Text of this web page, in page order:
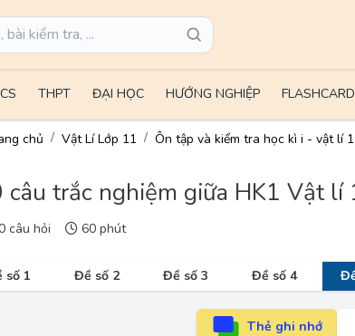
THPT ĐẠI HỌC HƯỚNG NGHIỆP FLASHCARD
chủ Vật Lí Lớp 11 Ôn tập và kiểm tra học kì i - vật lí
câu trắc nghiệm giữa HK1 Vật
câu hỏi 60 phút
số 1 Đề số 2 Đề số 3 Đề số 4
Thẻ ghi nhớ